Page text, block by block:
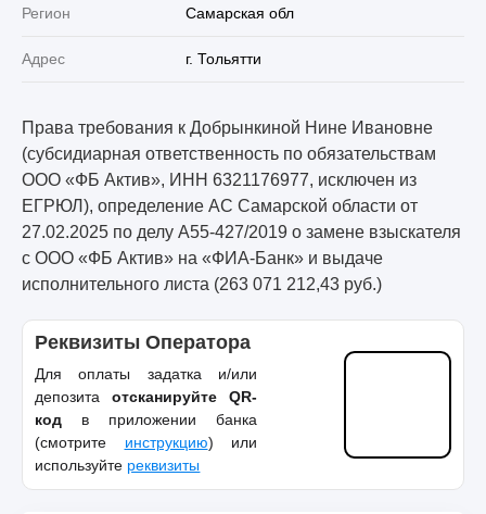
Регион Самарская обл
Адрес г. Тольятти
Права требования к Добрынкиной Нине Ивановне
(субсидиарная ответственность по обязательствам
ООО «ФБ Актив», ИНН 6321176977, исключен из
ЕГРЮЛ), определение АС Самарской области от
27.02.2025 по делу А55-427/2019 о замене взыскателя
с ООО «ФБ Актив» на «ФИА-Банк» и выдаче
исполнительного листа (263 071 212,43 руб.)
Реквизиты Оператора
Для оплаты задатка и/или
депозита отсканируйте QR-
код в приложении банка
(смотрите инструкцию) или
используйте реквизиты